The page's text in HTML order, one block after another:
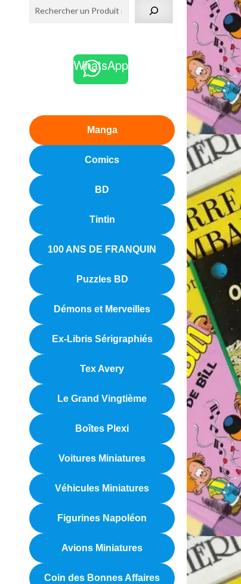
WhatsApp
Manga
Comics
BD
Tintin
100 ANS DE FRANQUIN
Puzzles BD
Démons et Merveilles
Ex-Libris Sérigraphiés
Tex Avery
Le Grand Vingtième
Boîtes Plexi
Voitures Miniatures
Véhicules Miniatures
Figurines Napoléon
Avions Miniatures
Coin des Bonnes Affaires